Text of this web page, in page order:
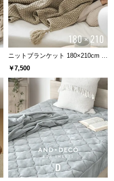
ニットブランケット 180×210cm タ
ッセル付き
￥7,500